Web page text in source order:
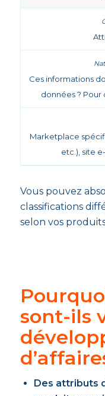
Ces informations
données ?
Marketplace
etc.), site
Vous pouvez
classifications
selon vos
sont-ils
Des attributs